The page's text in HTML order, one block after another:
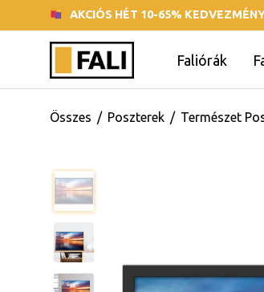
AKCIÓS HÉT 10-65%
Faliórák
Összes / Poszterek / Természet